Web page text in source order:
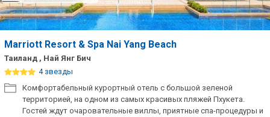
Marriott Resort & Spa Nai Yang Beach
Таиланд , Най Янг Бич
4 звезды
Комфортабельный курортный отель с большой зеленой
территорией, на одном из самых красивых пляжей Пхукета.
Гостей ждут очаровательные виллы, приятные спа-процедуры и